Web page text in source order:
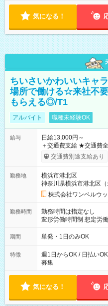
気になる！
ちいさいかわいいキャ
場所で働ける☆来社不
もらえる◎/T1
アルバイト 職種未経験OK
給与
日給13,000円～
＋交通費支給 ★交通費全額支給！ ┗案件により規定あり ★日払
いOK！（規定あり） ┗
ンビニATMから 日払い分を引
交通費別途支給あり
勤務地
横浜市港北区
神奈川県横浜市港北区（
株式会社ワンベルウ
勤務時間
勤務時間は指定なし
変形労働時間制 想定労働時間160時間
～21：00
期間 単発・1日のみOK
特徴
週1日からOK / 日払い
募集
気になる！